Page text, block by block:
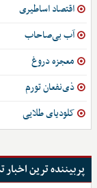
اقتصاد اساطیری
آب بی‌صاحاب
معجزه دروغ
ذی‌نفعان تورم
کلودیای طلایی
پربیننده ترین اخبار